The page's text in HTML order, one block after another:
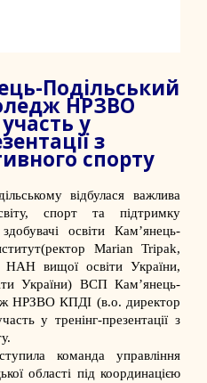
Подільський
НРЗВО
у
з
спорту
відбулася важлива
спорт та підтримку
освіти Кам’янець-
(ректор Marian Tripak,
НАН вищої освіти України,
України) ВСП Кам’янець-
НРЗВО КПДІ (в.о. директор
у тренінг-презентації з
команда управління
області під координацією